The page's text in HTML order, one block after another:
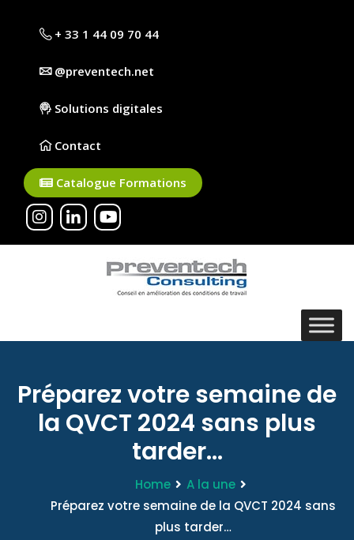
+ 33 1 44 09 70 44
@preventech.net
Solutions digitales
Contact
Catalogue Formations
Préparez votre semaine de
la QVCT 2024 sans plus
tarder...
Home
A la une
Préparez votre semaine de la QVCT 2024 sans
plus tarder…